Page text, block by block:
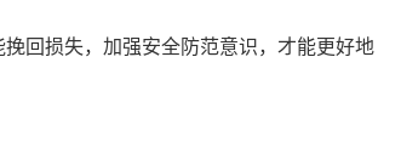
回损失，加强安全防范意识，才能更好地